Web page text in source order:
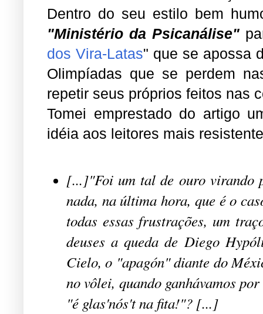
Dentro do seu estilo bem
"Ministério da Psicanálise"
dos Vira-Latas" que se apossa
Olimpíadas que se perdem
repetir seus próprios feitos nas
Tomei emprestado do artigo
idéia aos leitores mais
[...]"Foi um tal de ouro virando
nada, na última hora, que é o
todas essas frustrações, um
deuses a queda de Diego
Cielo, o "apagón" diante do
no vôlei, quando ganhávamos
"é glas'nós't na fita!"? [...]